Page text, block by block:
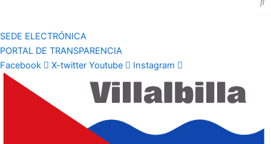
SEDE ELECTRÓNICA
PORTAL DE TRANSPARENCIA
Facebook
X-twitter Youtube Instagram